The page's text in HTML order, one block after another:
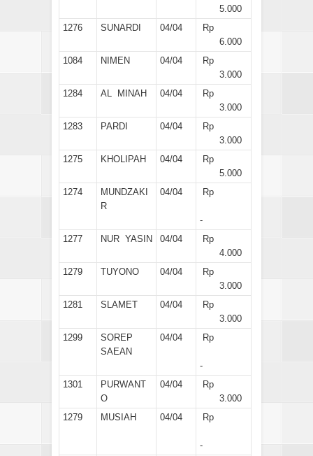
5.000
1276
SUNARDI 04/04
Rp
6.000
1084
NIMEN 04/04
Rp
3.000
1284
AL MINAH 04/04
Rp
3.000
1283
PARDI 04/04
Rp
3.000
1275
KHOLIPAH 04/04
Rp
5.000
1274
MUNDZAKI
R
04/04 Rp
-
1277
NUR YASIN 04/04
Rp
4.000
1279
TUYONO 04/04
Rp
3.000
1281
SLAMET 04/04
Rp
3.000
1299
SOREP
SAEAN
04/04 Rp
-
1301
PURWANT
O
04/04
Rp
3.000
1279
MUSIAH 04/04 Rp
-